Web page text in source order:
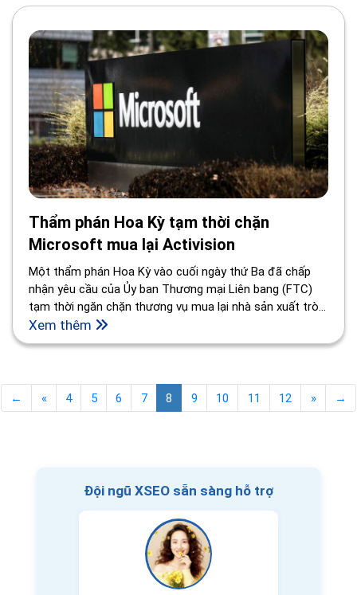
Thẩm phán Hoa Kỳ tạm thời chặn
Microsoft mua lại Activision
Một thẩm phán Hoa Kỳ vào cuối ngày thứ Ba đã chấp
nhận yêu cầu của Ủy ban Thương mại Liên bang (FTC)
tạm thời ngăn chặn thương vụ mua lại nhà sản xuất trò
chơi điện tử Activision Blizzard của Microsoft Corp và
ấn định phiên điều trần vào tuần tới.
Xem thêm
← « 4 5 6 7 8 9 10 11 12 » →
Đội ngũ XSEO sẵn sàng hỗ trợ